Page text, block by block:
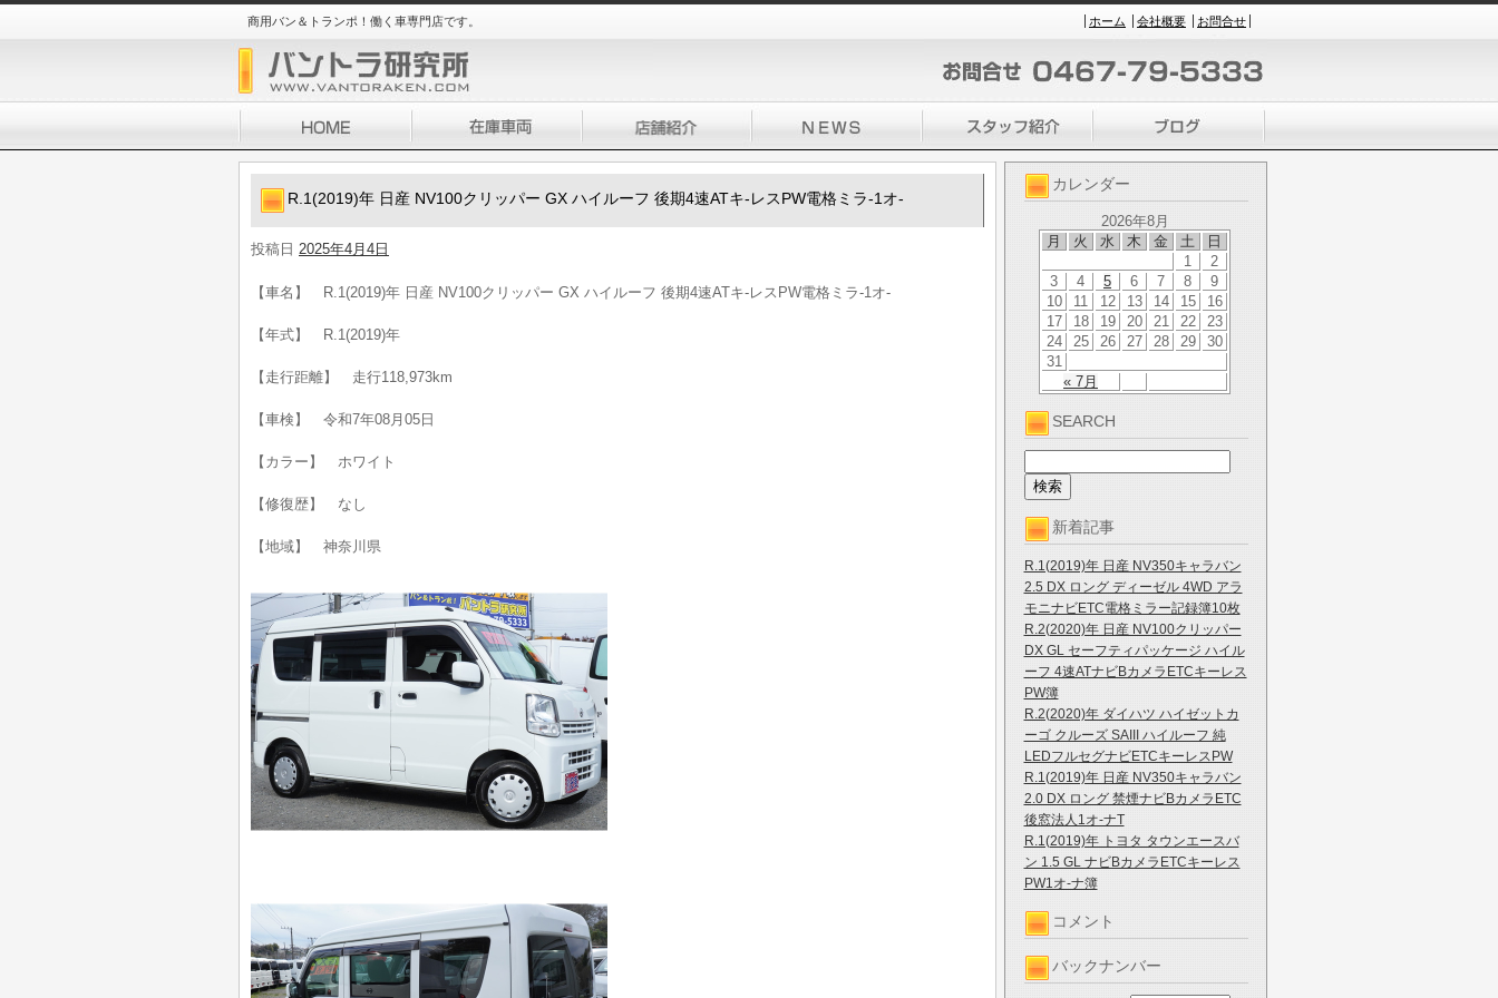
商用バン＆トランポ！働く車専門店です。 ホーム 会社概要 お問合せ
カレンダー
2026年8月
月
火 水 木 金 土 日
« 7月
1
2
3
4 5 6 7 8
9
10
11 12 13 14 15
16
17
18 19 20 21 22
23
24
25 26 27 28 29
30
31
SEARCH
新着記事
R.1(2019)年 日産 NV350キャラバン
2.5 DX ロング ディーゼル 4WD アラ
モニナビETC電格ミラー記録簿10枚
R.2(2020)年 日産 NV100クリッパー
DX GL セーフティパッケージ ハイル
ーフ 4速ATナビBカメラETCキーレス
PW簿
R.2(2020)年 ダイハツ ハイゼットカ
ーゴ クルーズ SAIII ハイルーフ 純
LEDフルセグナビETCキーレスPW
R.1(2019)年 日産 NV350キャラバン
2.0 DX ロング 禁煙ナビBカメラETC
後窓法人1オ-ナT
R.1(2019)年 トヨタ タウンエースバ
ン 1.5 GL ナビBカメラETCキーレス
PW1オ-ナ簿
コメント
バックナンバー
R.1(2019)年 日産 NV100クリッパー GX ハイルーフ 後期4速ATキ-レスPW電格ミラ-1オ-
投稿日 2025年4月4日
【車名】 R.1(2019)年 日産 NV100クリッパー GX ハイルーフ 後期4速ATキ-レスPW電格ミラ-1オ-
【年式】 R.1(2019)年
【走行距離】 走行118,973km
【車検】 令和7年08月05日
【カラー】 ホワイト
【修復歴】 なし
【地域】 神奈川県